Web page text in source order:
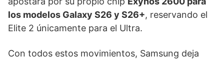
los modelos Galaxy S26 y S26+, reservando el
Elite 2 únicamente para el Ultra.
Con todos estos movimientos, Samsung deja